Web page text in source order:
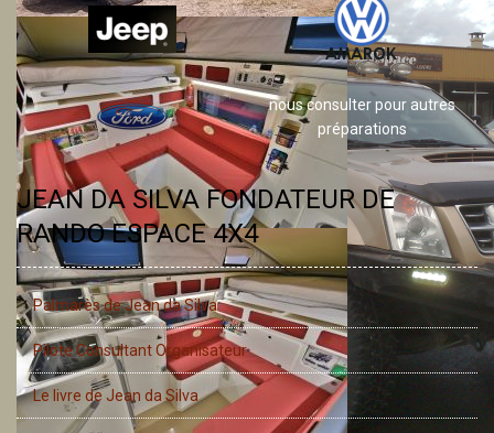
nous consulter pour autres
préparations
JEAN DA SILVA FONDATEUR DE
RANDO ESPACE 4X4
Palmarès de Jean da Silva
Pilote Consultant Organisateur
Le livre de Jean da Silva